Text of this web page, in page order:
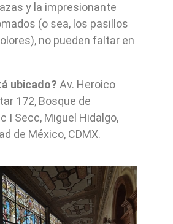
y la impresionante
(o sea, los pasillos
no pueden faltar en
ubicado? Av. Heroico
172, Bosque de
I Secc, Miguel Hidalgo,
de México, CDMX.